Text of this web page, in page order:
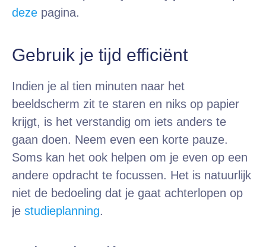
deze pagina.
Gebruik je tijd efficiënt
Indien je al tien minuten naar het
beeldscherm zit te staren en niks op papier
krijgt, is het verstandig om iets anders te
gaan doen. Neem even een korte pauze.
Soms kan het ook helpen om je even op een
andere opdracht te focussen. Het is natuurlijk
niet de bedoeling dat je gaat achterlopen op
je studieplanning.